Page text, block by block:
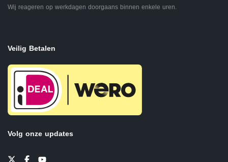
Wij reageren op werkdagen doorgaans binnen enkele uren.
Veilig Betalen
Volg onze updates